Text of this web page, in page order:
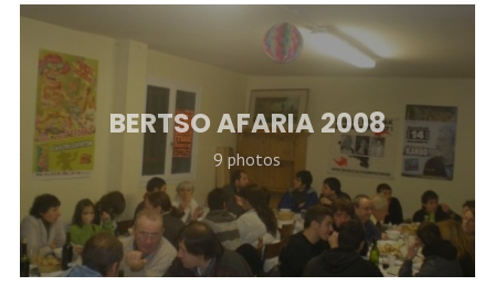
BERTSO AFARIA 2008
9 photos